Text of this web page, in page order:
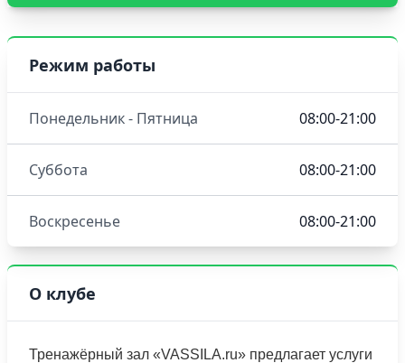
О клубе
Тренажёрный зал «VASSILA.ru» предлагает услуги
Режим работы
Понедельник - Пятница 08:00-21:00
Суббота 08:00-21:00
Воскресенье 08:00-21:00